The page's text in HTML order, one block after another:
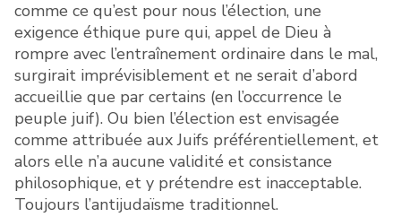
comme ce qu’est pour nous l’élection, une
exigence éthique pure qui, appel de Dieu à
rompre avec l’entraînement ordinaire dans le mal,
surgirait imprévisiblement et ne serait d’abord
accueillie que par certains (en l’occurrence le
peuple juif). Ou bien l’élection est envisagée
comme attribuée aux Juifs préférentiellement, et
alors elle n’a aucune validité et consistance
philosophique, et y prétendre est inacceptable.
Toujours l’antijudaïsme traditionnel.